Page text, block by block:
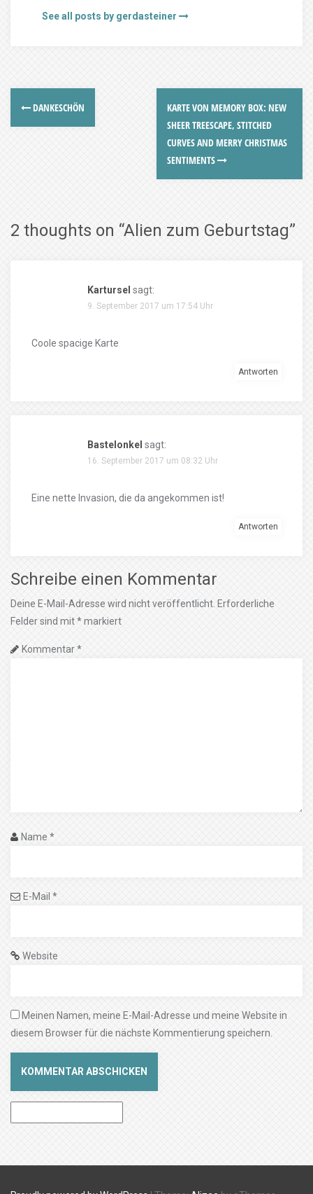
See all posts by gerdasteiner
DANKESCHÖN
KARTE VON MEMORY BOX: NEW
SHEER TREESCAPE, STITCHED
CURVES AND MERRY CHRISTMAS
SENTIMENTS
2 thoughts on “Alien zum Geburtstag”
Kartursel sagt:
9. September 2017 um 17:54 Uhr
Coole spacige Karte
Antworten
Bastelonkel sagt:
16. September 2017 um 08:32 Uhr
Eine nette Invasion, die da angekommen ist!
Antworten
Schreibe einen Kommentar
Deine E-Mail-Adresse wird nicht veröffentlicht. Erforderliche
Felder sind mit*markiert
Kommentar*
Name *
E-Mail *
Website
Meinen Namen, meine E-Mail-Adresse und meine Website in
diesem Browser für die nächste Kommentierung speichern.